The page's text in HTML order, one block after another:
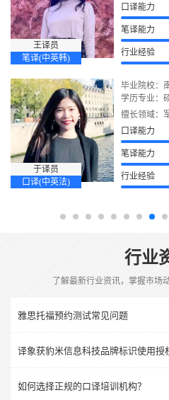
王译员
笔译(中英韩)
口译能力
笔译能力
行业经验
于译员
口译(中英法)
毕业院校：
学历专业：
语言证书：
擅长领域：
口译能力
笔译能力
行业经验
行业
了解最新行业资讯，掌握市场
雅思托福预约测试常见问题
译象获豹米信息科技品牌标识使用授
如何选择正规的口译培训机构？